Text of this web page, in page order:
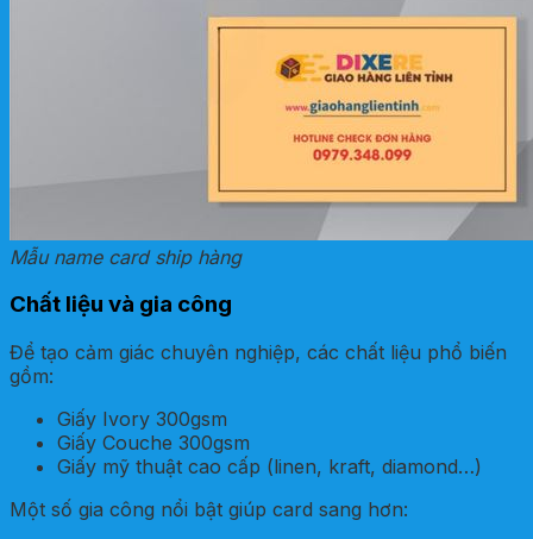
Mẫu name card ship hàng
Chất liệu và gia công
Để tạo cảm giác chuyên nghiệp, các chất liệu phổ biến
gồm:
Giấy Ivory 300gsm
Giấy Couche 300gsm
Giấy mỹ thuật cao cấp (linen, kraft, diamond…)
Một số gia công nổi bật giúp card sang hơn: